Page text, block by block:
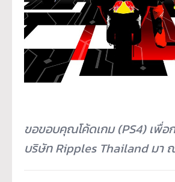
ขอขอบคุณโค้ดเกม (PS4) เพื่อ
บริษัท Ripples Thailand มา